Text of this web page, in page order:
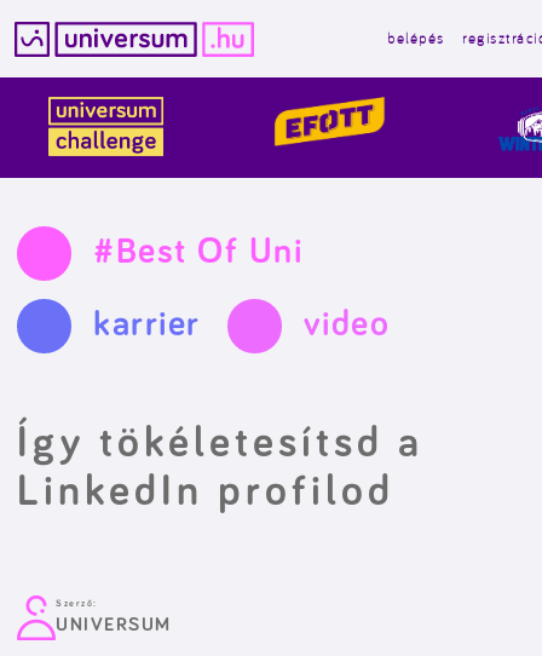
tartalomba
belépés
#Best Of Uni
karrier
video
Így tökéletesítsd a
LinkedIn profilod
Szerző:
UNIVERSUM